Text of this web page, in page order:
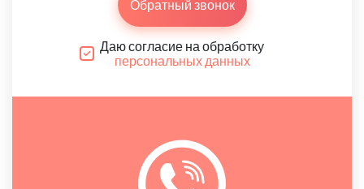
Обратный звонок
Даю согласие на обработку
персональных данных